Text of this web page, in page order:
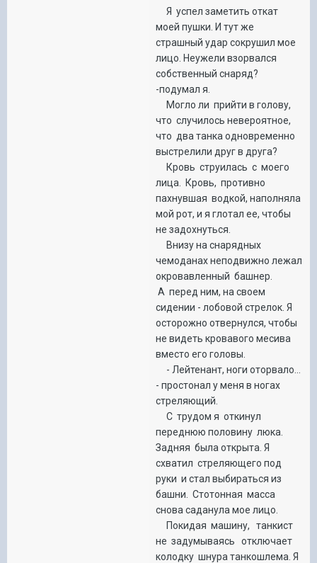
Я успел заметить откат
моей пушки. И тут же
страшный удар сокрушил мое
лицо. Неужели взорвался
собственный снаряд?
-подумал я.
Могло ли прийти в голову,
что случилось невероятное,
что два танка одновременно
выстрелили друг в друга?
Кровь струилась с моего
лица. Кровь, противно
пахнувшая водкой, наполняла
мой рот, и я глотал ее, чтобы
не задохнуться.
Внизу на снарядных
чемоданах неподвижно лежал
окровавленный башнер.
А перед ним, на своем
сидении - лобовой стрелок. Я
осторожно отвернулся, чтобы
не видеть кровавого месива
вместо его головы.
- Лейтенант, ноги оторвало...
- простонал у меня в ногах
стреляющий.
С трудом я откинул
переднюю половину люка.
Задняя была открыта. Я
схватил стреляющего под
руки и стал выбираться из
башни. Стотонная масса
снова саданула мое лицо.
Покидая машину, танкист
не задумываясь отключает
колодку шнура танкошлема. Я